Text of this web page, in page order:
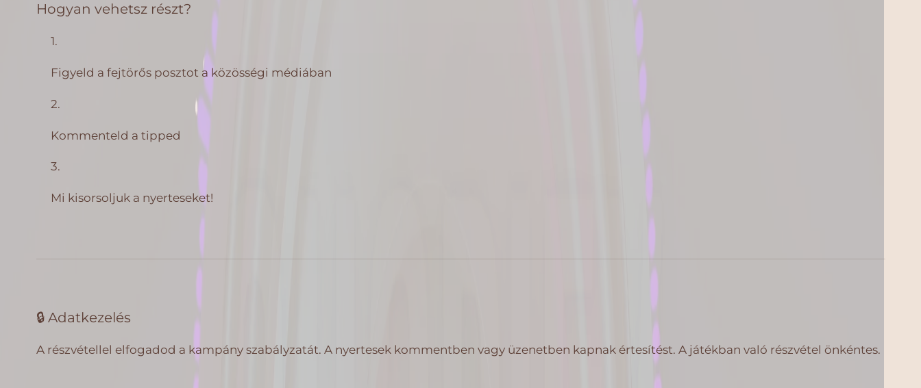
Hogyan vehetsz részt?
Figyeld a fejtörős posztot a közösségi médiában
Kommenteld a tipped
Mi kisorsoljuk a nyerteseket!
🔒 Adatkezelés
A részvétellel elfogadod a kampány szabályzatát. A nyertesek kommentben vagy üzenetben kapnak értesítést. A játékban való részvétel önkéntes.